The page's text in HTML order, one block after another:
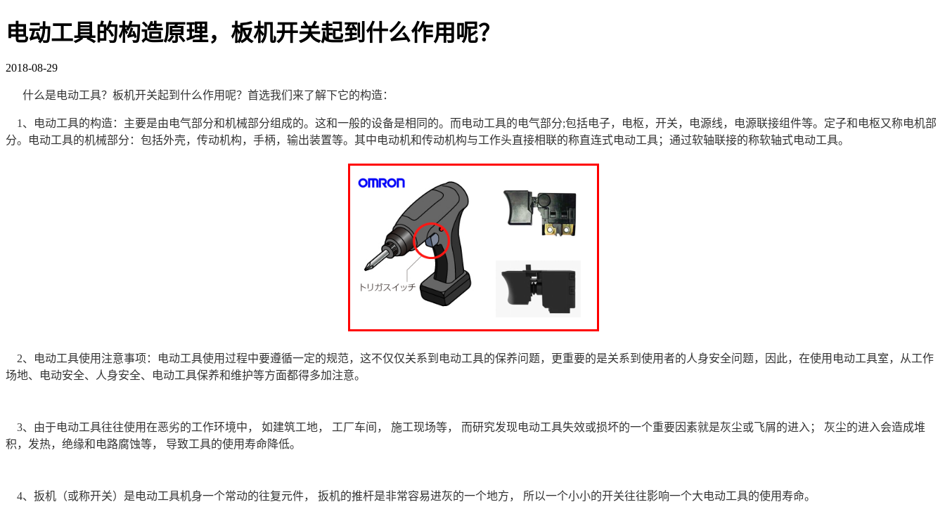
电动工具的构造原理，板机开关起到什么作用呢？
2018-08-29
什么是电动工具？ 板机开关起到什么作用呢？ 首选我们来了解下它的构造：
1、 电动工具的构造： 主要是由电气部分和机械部分组成的。这和一般的设备是相同的。而电动工具的电气部分;包括电子，电枢，开关，电源线，电源联接组件等。定子和电枢又称电机部
分。
电动工具的机械部分：包括外壳，传动机构，手柄，输出装置等。其中电动机和传动机构与工作头直接相联的称直连式电动工具；通过软轴联接的称软轴式电动工具。
2、 电动工具使用注意事项：
电动工具使用过程中要遵循一定的规范，这不仅仅关系到电动工具的保养问题，更重要的是关系到使用者的人身安全问题，因此，在使用电动工具室，从工作
场地、电动安全、人身安全、电动工具保养和维护等方面都得多加注意。
3、由于电动工具往往使用在恶劣的工作环境中， 如建筑工地， 工厂车间， 施工现场等， 而研究发现电动工具失效或损坏的一个重要因素就是灰尘或飞屑的进入；
灰尘的进入会造成堆
积，发热，绝缘和电路腐蚀等，
导致工具的使用寿命降低。
4、 扳机（或称开关）是电动工具机身一个常动的往复元件， 扳机的推杆是非常容易进灰的一个地方， 所以一个小小的开关往往影响一个大电动工具的使用寿命。